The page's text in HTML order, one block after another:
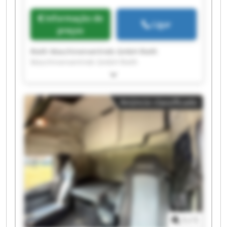
Informação de
preços
Ligar
Maschinenvertrieb GmbH Rieth
Maschinenvertrieb GmbH Rieth
Maschinenvertrieb GmbH Rieth
Maschinenvertrieb GmbH Rieth
Maschinenvertrieb GmbH Rieth
Maschinenvertrieb GmbH Rieth
Maschinenvertrieb GmbH Rieth
Maschinenvertrieb GmbH Rieth
Maschinenvertrieb GmbH Rieth
Maschinenvertrieb GmbH Rieth
Maschinenvertrieb GmbH Rieth
Maschinenvertrieb GmbH Rieth
Maschinenvertrieb GmbH Rieth
Maschinenvertrieb GmbH Rieth